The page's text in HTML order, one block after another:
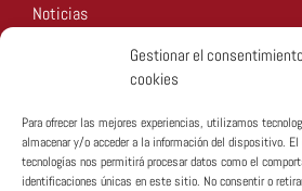
Gestionar el
cookies
Para ofrecer las mejores experiencias, utilizamos
almacenar y/o acceder a la información del dispositivo.
tecnologías nos permitirá procesar datos como el
identificaciones únicas en este sitio. No consentir o
Noticias